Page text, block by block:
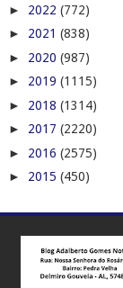
► 2022 (772)
► 2021 (838)
► 2020 (987)
► 2019 (1115)
► 2018 (1314)
► 2017 (2220)
► 2016 (2575)
► 2015 (450)